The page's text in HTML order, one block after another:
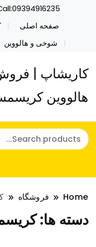
صفحه اصلی
شوخی و هالووین
کاریشاپ |
هالووین کریسمس
Home فروشگاه
دسته ها: